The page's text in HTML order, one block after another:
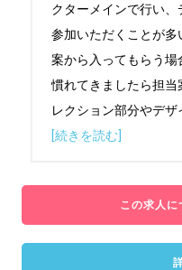
クターメインで行い
参加いただくことが
案から入ってもらう場
慣れてきましたら担当
レクション部分やデザ
[続きを読む]
この求人に